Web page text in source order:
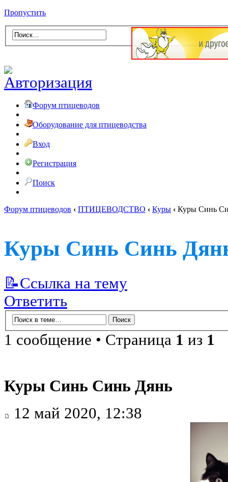
Пропустить
Форум птицеводов
Оборудование для птицеводства
Вход
Регистрация
Поиск
Форум птицеводов ‹ ПТИЦЕВОДСТВО ‹ Куры ‹ Куры Синь
Куры Синь Синь
📝Ссылка на тему
Ответить
1 сообщение • Страница 1 из 1
Куры Синь Синь Дянь
12 май 2020, 12:38